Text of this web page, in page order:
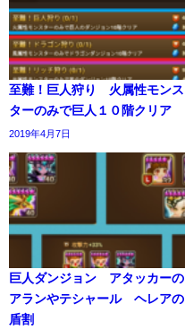
至難！巨人狩り 火属性モンス
ターのみで巨人１０階クリア
2019年4月7日
巨人ダンジョン アタッカーの
アランやテシャール ヘレアの
盾割